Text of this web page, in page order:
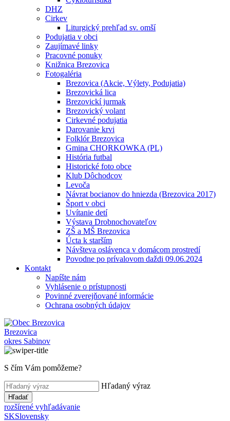
DHZ
Cirkev
Liturgický prehľad sv. omší
Podujatia v obci
Zaujímavé linky
Pracovné ponuky
Knižnica Brezovica
Fotogaléria
Brezovica (Akcie, Výlety, Podujatia)
Brezovická lica
Brezovickí jurmak
Brezovický volant
Cirkevné podujatia
Darovanie krvi
Folklór Brezovica
Gmina CHORKOWKA (PL)
História futbal
Historické foto obce
Klub Dôchodcov
Levoča
Návrat bocianov do hniezda (Brezovica 2017)
Šport v obci
Uvítanie detí
Výstava Drobnochovateľov
ZŠ a MŠ Brezovica
Úcta k starším
Návšteva oslávenca v domácom prostredí
Povodne po prívalovom daždi 09.06.2024
Kontakt
Napíšte nám
Vyhlásenie o prístupnosti
Povinné zverejňované informácie
Ochrana osobných údajov
Brezovica
okres Sabinov
S čím Vám pomôžeme?
Hľadaný výraz
Hľadať
rozšírené vyhľadávanie
SKSlovensky